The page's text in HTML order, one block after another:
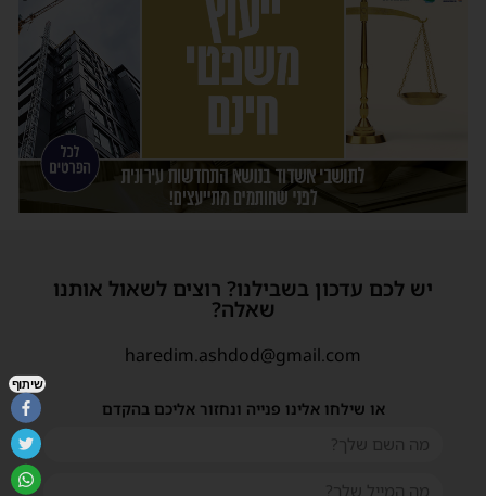
יש לכם עדכון בשבילנו? רוצים לשאול אותנו
שאלה?
haredim.ashdod@gmail.com
או שילחו אלינו פנייה ונחזור אליכם בהקדם
שיתוף